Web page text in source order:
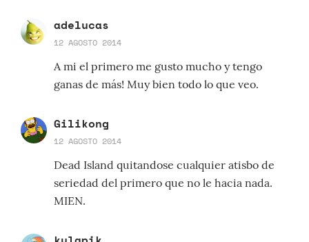
adelucas
12 AGOSTO 2014
A mi el primero me gusto mucho y tengo
ganas de más! Muy bien todo lo que veo.
Gilikong
12 AGOSTO 2014
Dead Island quitandose cualquier atisbo de
seriedad del primero que no le hacia nada.
MIEN.